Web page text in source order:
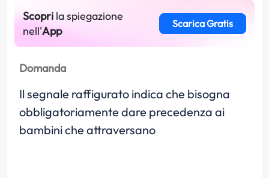
Scopri la spiegazione
nell'App
Scarica Gratis
Domanda
Il segnale raffigurato indica che bisogna
obbligatoriamente dare precedenza ai
bambini che attraversano